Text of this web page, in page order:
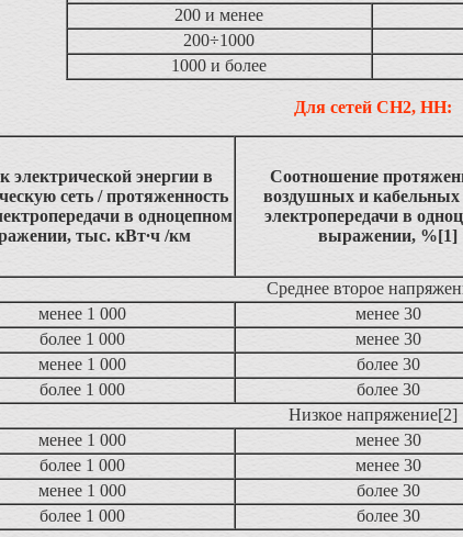
200 и менее
200÷1000
1000 и более
Для сетей СН2, НН:
электрической энергии в
сеть / протяженность
в одноцепном
тыс. кВт∙ч /км
Соотношение
воздушных и
электропередачи в
выражении, %[1]
Среднее второе
менее 1 000
менее 30
более 1 000
менее 30
менее 1 000
более 30
более 1 000
более 30
Низкое напряжение[2]
менее 1 000
менее 30
более 1 000
менее 30
менее 1 000
более 30
более 1 000
более 30